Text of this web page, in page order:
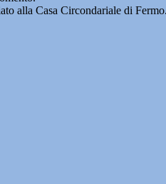
alla Casa Circondariale di Fermo.